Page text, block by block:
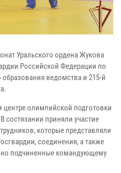
Уральского ордена Жукова
Российской Федерации по
ведомства и 215-й
олимпийской подготовки
приняли участие
которые представляли
соединения, а также
подчиненные командующему